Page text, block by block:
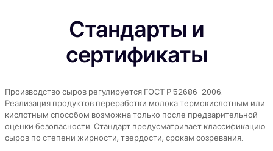
Стандарты и
сертификаты
Производство сыров регулируется ГОСТ Р 52686-2006.
Реализация продуктов переработки молока термокислотным или
кислотным способом возможна только после предварительной
оценки безопасности. Стандарт предусматривает классификацию
сыров по степени жирности, твердости, срокам созревания.